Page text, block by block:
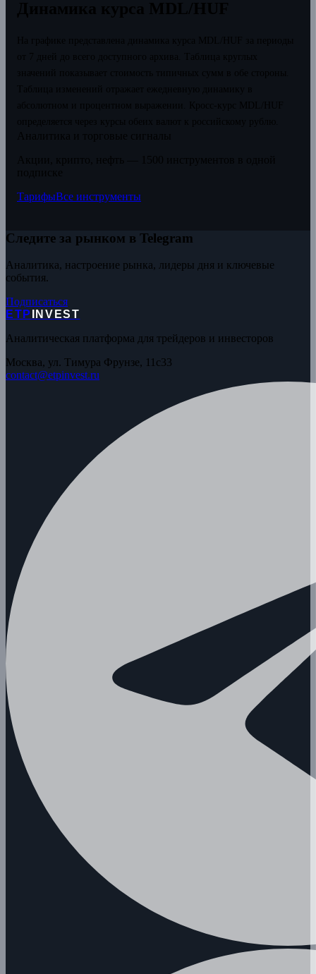
ТарифыВсе инструменты
Следите за рынком в Telegram
Аналитика, настроение рынка, лидеры дня и ключевые
события.
Подписаться
ETP
INVEST
Аналитическая платформа для трейдеров и инвесторов
Москва, ул. Тимура Фрунзе, 11с33
contact@etpinvest.ru